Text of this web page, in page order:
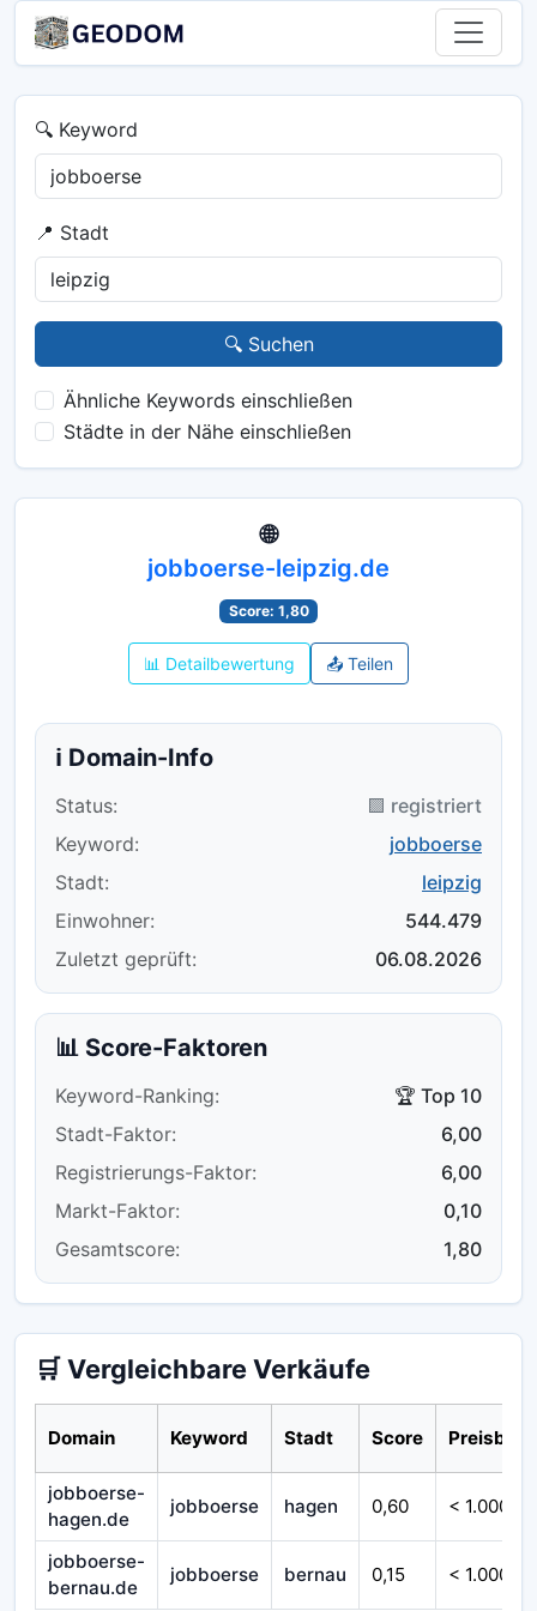
🔍 Keyword
📍 Stadt
🔍 Suchen
Ähnliche Keywords einschließen
Städte in der Nähe einschließen
🌐
jobboerse-leipzig.de
Score: 1,80
📊 Detailbewertung 📤 Teilen
ℹ️ Domain-Info
Status:
🟪 registriert
Keyword:
jobboerse
Stadt:
leipzig
Einwohner:
544.479
Zuletzt geprüft:
06.08.2026
📊 Score-Faktoren
Keyword-Ranking:
🏆 Top 10
Stadt-Faktor:
6,00
Registrierungs-Faktor:
6,00
Markt-Faktor:
0,10
Gesamtscore:
1,80
🛒 Vergleichbare Verkäufe
Domain Keyword Stadt Score
jobboerse-
hagen.de
jobboerse hagen 0,60 < 1.000 €
jobboerse-
bernau.de
jobboerse bernau 0,15 < 1.000 €